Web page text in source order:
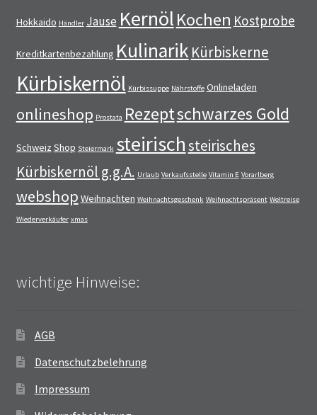
Hokkaido Händler Jause KernölKochen Kostprobe
Kreditkartenbezahlung Kulinarik Kürbiskerne
Kürbiskernöl Kürbissuppe Nährstoffe Onlineladen
onlineshop Prostata Rezeptschwarzes Gold
Schweiz Shop Steiermark steirischsteirisches
Kürbiskernöl g.g.A. Urlaub Verkaufsstelle Vitamin E Vorarlberg
webshop Weihnachten Weihnachtsgeschenk Weihnachtspräsent Weltreise
Wiederverkäufer xmas
wichtige Hinweise:
AGB
Datenschutzbelehrung
Impressum